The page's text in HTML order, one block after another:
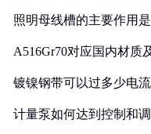
照明母线槽的主要作用
A516Gr70对应国内材质
镀镍钢带可以过多少电流
计量泵如何达到控制和